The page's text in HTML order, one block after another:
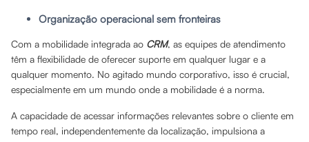
Organização operacional sem fronteiras
Com a mobilidade integrada ao CRM, as equipes de atendimento
têm a flexibilidade de oferecer suporte em qualquer lugar e a
qualquer momento. No agitado mundo corporativo, isso é crucial,
especialmente em um mundo onde a mobilidade é a norma.
A capacidade de acessar informações relevantes sobre o cliente em
tempo real, independentemente da localização, impulsiona a